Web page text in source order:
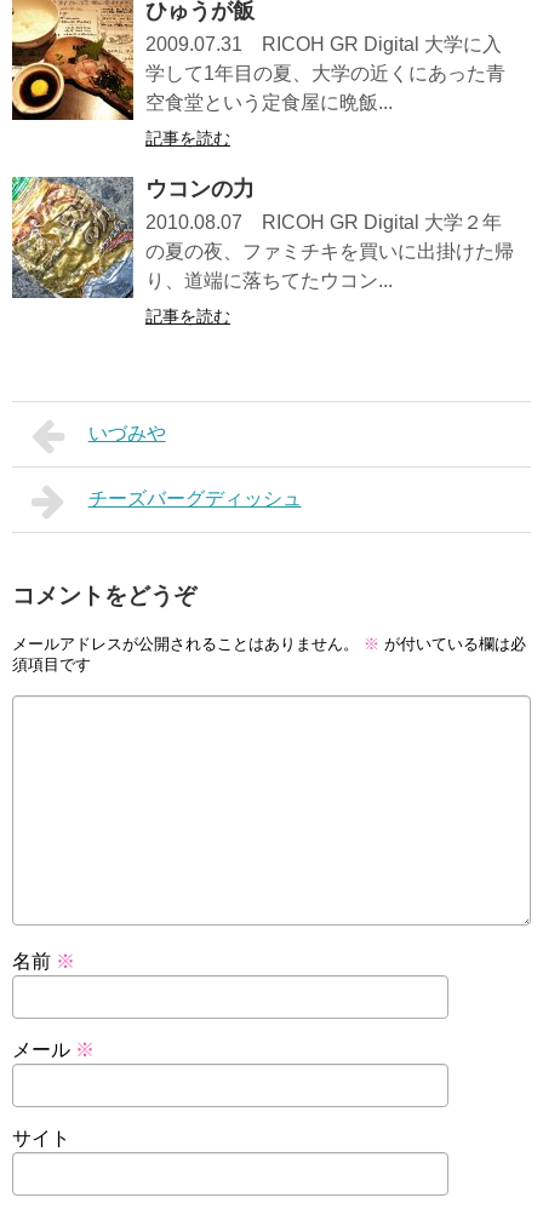
ひゅうが飯
2009.07.31 RICOH GR Digital 大学に入
学して1年目の夏、大学の近くにあった青
空食堂という定食屋に晩飯...
記事を読む
ウコンの力
2010.08.07 RICOH GR Digital 大学２年
の夏の夜、ファミチキを買いに出掛けた帰
り、道端に落ちてたウコン...
記事を読む
いづみや
チーズバーグディッシュ
コメントをどうぞ
メールアドレスが公開されることはありません。 ※ が付いている欄は必
須項目です
名前 ※
メール ※
サイト